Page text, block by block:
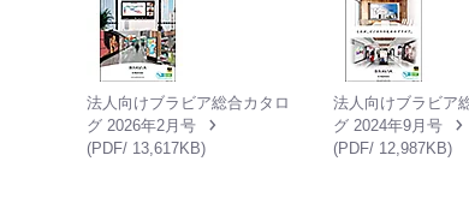
法人向けブラビア総合カタロ
グ 2026年2月号
(PDF/ 13,617KB)
法人向けブラビア
グ 2024年9月号
(PDF/ 12,987KB)